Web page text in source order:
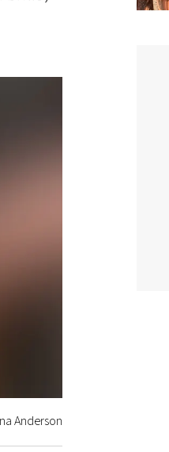
Anderson